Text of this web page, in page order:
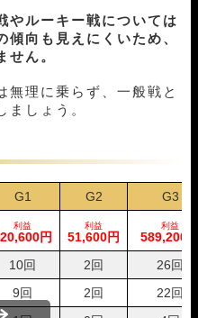
円 30,000円
150%
円 24,200円
121%
円
円 131,600円
658%
円 79,800円
円 29,600円
148%
円 23,600円
円 46,000円
円 48,000円
240%
円 45,200円
円 58,400円
292%
円 20,400円
やルーキー戦については
向も見えにくいため、
せん。
無理に乗らず、一般戦と
ましょう。
G1 G2 G3
利益
円
利益
51,600円
利益
589,200
10回 2回
26回
9回 2回
22回